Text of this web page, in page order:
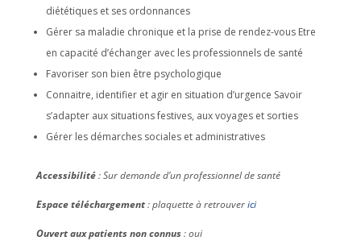
diététiques et ses ordonnances
Gérer sa maladie chronique et la prise de rendez-vous Etre
en capacité d’échanger avec les professionnels de santé
Favoriser son bien être psychologique
Connaitre, identifier et agir en situation d’urgence Savoir
s’adapter aux situations festives, aux voyages et sorties
Gérer les démarches sociales et administratives
Accessibilité: Sur demande d’un professionnel de santé
Espace téléchargement: plaquette à retrouverici
Ouvert aux patients non connus: oui